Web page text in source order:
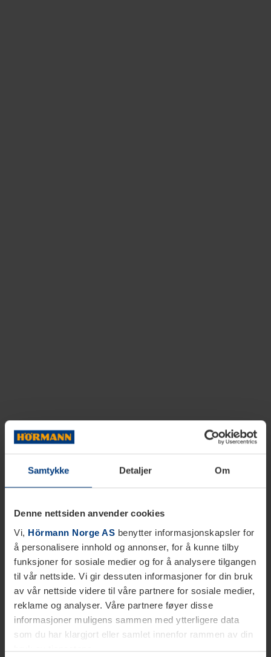
Samtykke Detaljer Om
Denne nettsiden anvender cookies
Vi, Hörmann Norge AS benytter informasjonskapsler for
å personalisere innhold og annonser, for å kunne tilby
funksjoner for sosiale medier og for å analysere tilgangen
til vår nettside. Vi gir dessuten informasjoner for din bruk
av vår nettside videre til våre partnere for sosiale medier,
reklame og analyser. Våre partnere føyer disse
informasjoner muligens sammen med ytterligere data
som du har klargjort eller samlet innenfor rammen av din
bruk av tjenestene.